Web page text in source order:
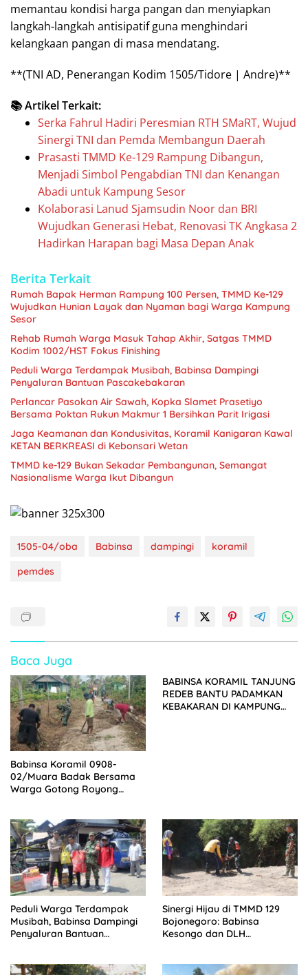
memantau kondisi harga pangan dan menyiapkan
langkah-langkah antisipatif guna menghindari
kelangkaan pangan di masa mendatang.
**(TNI AD, Penerangan Kodim 1505/Tidore | Andre)**
📚 Artikel Terkait:
Serka Fahrul Hadiri Peresmian RTH SMaRT, Wujud
Sinergi TNI dan Pemda Membangun Daerah
Prasasti TMMD Ke-129 Rampung Dibangun,
Menjadi Simbol Pengabdian TNI dan Kenangan
Abadi untuk Kampung Sesor
Kolaborasi Lanud Sjamsudin Noor dan BRI
Wujudkan Generasi Hebat, Renovasi TK Angkasa 2
Hadirkan Harapan bagi Masa Depan Anak
Berita Terkait
Rumah Bapak Herman Rampung 100 Persen, TMMD Ke-129
Wujudkan Hunian Layak dan Nyaman bagi Warga Kampung
Sesor
Rehab Rumah Warga Masuk Tahap Akhir, Satgas TMMD
Kodim 1002/HST Fokus Finishing
Peduli Warga Terdampak Musibah, Babinsa Dampingi
Penyaluran Bantuan Pascakebakaran
Perlancar Pasokan Air Sawah, Kopka Slamet Prasetiyo
Bersama Poktan Rukun Makmur 1 Bersihkan Parit Irigasi
Jaga Keamanan dan Kondusivitas, Koramil Kanigaran Kawal
KETAN BERKREASI di Kebonsari Wetan
TMMD ke-129 Bukan Sekadar Pembangunan, Semangat
Nasionalisme Warga Ikut Dibangun
1505-04/oba Babinsa dampingi
koramil
pemdes
Baca Juga
Babinsa Koramil 0908-
02/Muara Badak Bersama
Warga Gotong Royong
BABINSA KORAMIL TANJUNG
REDEB BANTU PADAMKAN
KEBAKARAN DI KAMPUNG
Peduli Warga Terdampak
Musibah, Babinsa Dampingi
Penyaluran Bantuan
Sinergi Hijau di TMMD 129
Bojonegoro: Babinsa
Kesongo dan DLH
Tanggul Sungai